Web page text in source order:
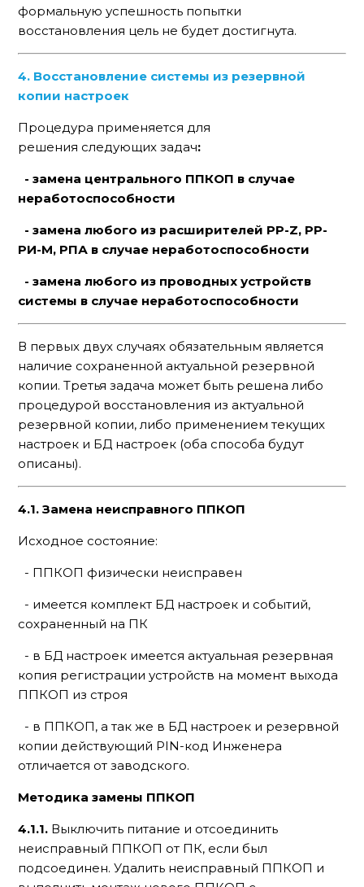
формальную успешность попытки
восстановления цель не будет достигнута.
4. Восстановление системы из резервной
копии настроек
Процедура применяется для
решения следующих задач:
- замена центрального ППКОП в случае
неработоспособности
- замена любого из расширителей РР-Z, РР-
РИ-М, РПА в случае неработоспособности
- замена любого из проводных устройств
системы в случае неработоспособности
В первых двух случаях обязательным является
наличие сохраненной актуальной резервной
копии. Третья задача может быть решена либо
процедурой восстановления из актуальной
резервной копии, либо применением текущих
настроек и БД настроек (оба способа будут
описаны).
4.1. Замена неисправного ППКОП
Исходное состояние:
- ППКОП физически неисправен
- имеется комплект БД настроек и событий,
сохраненный на ПК
- в БД настроек имеется актуальная резервная
копия регистрации устройств на момент выхода
ППКОП из строя
- в ППКОП, а так же в БД настроек и резервной
копии действующий PIN-код Инженера
отличается от заводского.
Методика замены ППКОП
4.1.1. Выключить питание и отсоединить
неисправный ППКОП от ПК, если был
подсоединен. Удалить неисправный ППКОП и